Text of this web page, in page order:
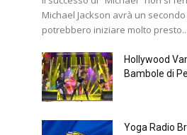
Michael Jackson avrà un
potrebbero iniziare molto
Hollywood
Bambole di
Yoga Radio